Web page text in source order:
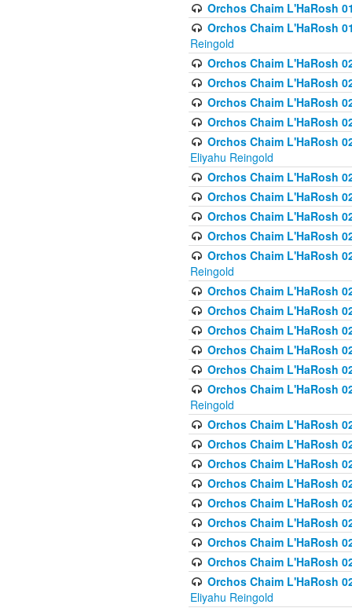
Orchos Chaim L'HaRosh
Orchos Chaim L'HaRosh
Reingold
Orchos Chaim L'HaRosh
Orchos Chaim L'HaRosh
Orchos Chaim L'HaRosh
Orchos Chaim L'HaRosh
Orchos Chaim L'HaRosh
Eliyahu Reingold
Orchos Chaim L'HaRosh
Orchos Chaim L'HaRosh
Orchos Chaim L'HaRosh
Orchos Chaim L'HaRosh
Orchos Chaim L'HaRosh
Reingold
Orchos Chaim L'HaRosh
Orchos Chaim L'HaRosh
Orchos Chaim L'HaRosh
Orchos Chaim L'HaRosh
Orchos Chaim L'HaRosh
Orchos Chaim L'HaRosh
Reingold
Orchos Chaim L'HaRosh
Orchos Chaim L'HaRosh
Orchos Chaim L'HaRosh
Orchos Chaim L'HaRosh
Orchos Chaim L'HaRosh
Orchos Chaim L'HaRosh
Orchos Chaim L'HaRosh
Orchos Chaim L'HaRosh
Orchos Chaim L'HaRosh
Eliyahu Reingold